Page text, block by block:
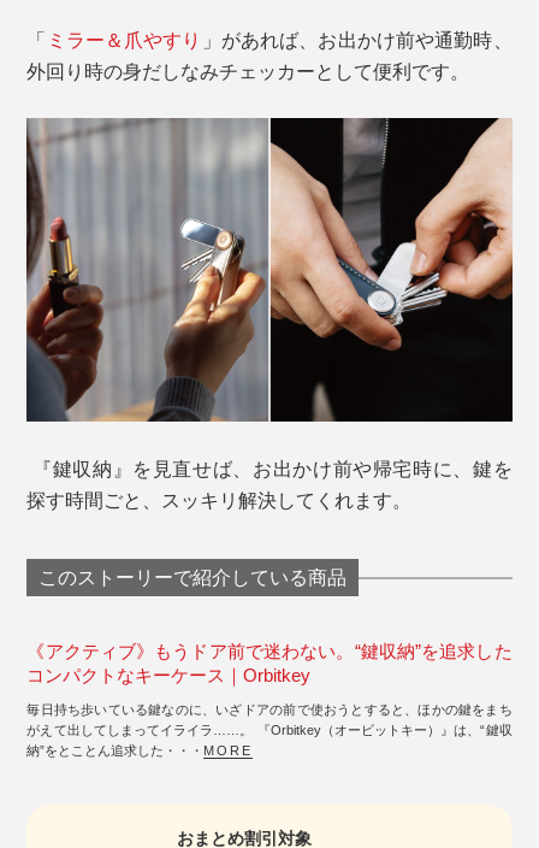
「 ミラー＆爪やすり 」があれば、お出かけ前や通勤時、
外回り時の身だしなみチェッカーとして便利です。
『鍵収納』を見直せば、お出かけ前や帰宅時に、鍵を
探す時間ごと、スッキリ解決してくれます。
このストーリーで紹介している商品
《アクティブ》もうドア前で迷わない。“鍵収納”を追求した
コンパクトなキーケース｜Orbitkey
毎日持ち歩いている鍵なのに、いざドアの前で使おうとすると、ほかの鍵をまち
がえて出してしまってイライラ……。 『Orbitkey（オービットキー）』は、“鍵収
納”をとことん追求した・・・ MORE
おまとめ割引対象